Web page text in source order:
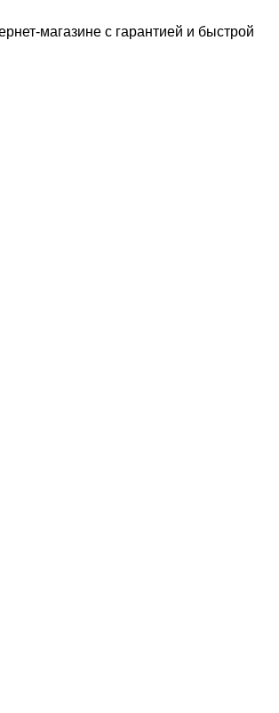
магазине с гарантией и быстрой